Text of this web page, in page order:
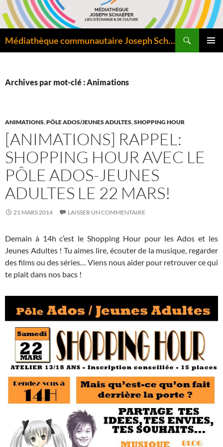
Aller
au
contenu
Médiathèque communautaire Joseph Schaefer de Bitche – Pôle départemental de lecture publique
Archives par mot-clé : Animations
ANIMATIONS,PÔLE ADOS/JEUNES ADULTES,SHOPPING HOUR
[ANIMATIONS] RAPPEL:
SHOPPING HOUR AVEC LE
PÔLE ADOS-JEUNES
ADULTES LE 22 MARS!
21 MARS 2014 LAISSER UN COMMENTAIRE
Demain à 14h c’est le Shopping Hour pour les Ados et les
Jeunes Adultes ! Tu aimes lire, écouter de la musique, regarder
des films ou des séries… Viens nous aider pour retrouver ce qui
te plait dans nos bacs !